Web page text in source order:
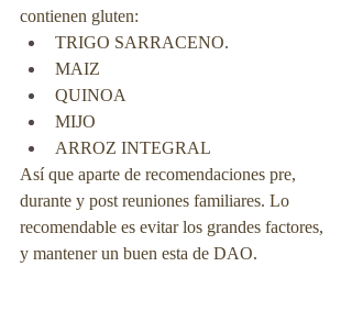
contienen gluten:
TRIGO SARRACENO.
MAIZ
QUINOA
MIJO
ARROZ INTEGRAL
Así que aparte de recomendaciones pre,
durante y post reuniones familiares. Lo
recomendable es evitar los grandes factores,
y mantener un buen esta de DAO.